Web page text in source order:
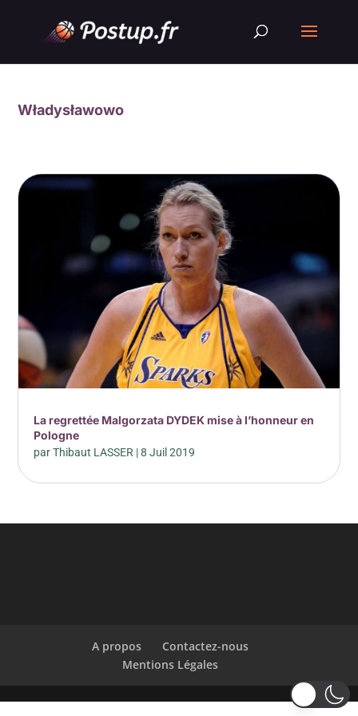
Władysławowo
La regrettée Malgorzata DYDEK mise à l’honneur en
Pologne
parThibaut LASSER |8 Juil 2019
A propos
Contactez-nous
Mentions Légales